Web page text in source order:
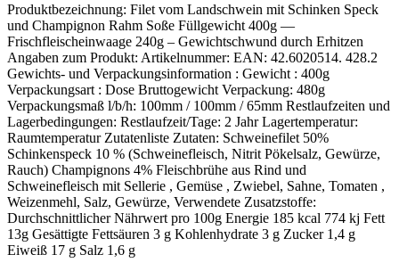
Produktbezeichnung: Filet vom Landschwein mit Schinken Speck
und Champignon Rahm Soße Füllgewicht 400g —
Frischfleischeinwaage 240g – Gewichtschwund durch Erhitzen
Angaben zum Produkt: Artikelnummer: EAN: 42.6020514. 428.2
Gewichts- und Verpackungsinformation : Gewicht : 400g
Verpackungsart : Dose Bruttogewicht Verpackung: 480g
Verpackungsmaß l/b/h: 100mm / 100mm / 65mm Restlaufzeiten und
Lagerbedingungen: Restlaufzeit/Tage: 2 Jahr Lagertemperatur:
Raumtemperatur Zutatenliste Zutaten: Schweinefilet 50%
Schinkenspeck 10 % (Schweinefleisch, Nitrit Pökelsalz, Gewürze,
Rauch) Champignons 4% Fleischbrühe aus Rind und
Schweinefleisch mit Sellerie , Gemüse , Zwiebel, Sahne, Tomaten ,
Weizenmehl, Salz, Gewürze, Verwendete Zusatzstoffe:
Durchschnittlicher Nährwert pro 100g Energie 185 kcal 774 kj Fett
13g Gesättigte Fettsäuren 3 g Kohlenhydrate 3 g Zucker 1,4 g
Eiweiß 17 g Salz 1,6 g